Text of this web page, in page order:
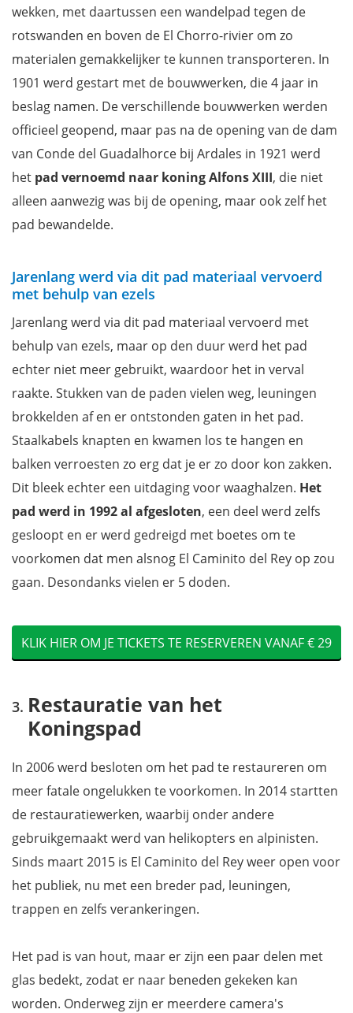
wekken, met daartussen een wandelpad tegen de
rotswanden en boven de El Chorro-rivier om zo
materialen gemakkelijker te kunnen transporteren. In
1901 werd gestart met de bouwwerken, die 4 jaar in
beslag namen. De verschillende bouwwerken werden
officieel geopend, maar pas na de opening van de dam
van Conde del Guadalhorce bij Ardales in 1921 werd
het pad vernoemd naar koning Alfons XIII, die niet
alleen aanwezig was bij de opening, maar ook zelf het
pad bewandelde.
Jarenlang werd via dit pad materiaal vervoerd
met behulp van ezels
Jarenlang werd via dit pad materiaal vervoerd met
behulp van ezels, maar op den duur werd het pad
echter niet meer gebruikt, waardoor het in verval
raakte. Stukken van de paden vielen weg, leuningen
brokkelden af en er ontstonden gaten in het pad.
Staalkabels knapten en kwamen los te hangen en
balken verroesten zo erg dat je er zo door kon zakken.
Dit bleek echter een uitdaging voor waaghalzen. Het
pad werd in 1992 al afgesloten, een deel werd zelfs
gesloopt en er werd gedreigd met boetes om te
voorkomen dat men alsnog El Caminito del Rey op zou
gaan. Desondanks vielen er 5 doden.
KLIK HIER OM JE TICKETS TE RESERVEREN VANAF € 29
Restauratie van het
Koningspad
In 2006 werd besloten om het pad te restaureren om
meer fatale ongelukken te voorkomen. In 2014 startten
de restauratiewerken, waarbij onder andere
gebruikgemaakt werd van helikopters en alpinisten.
Sinds maart 2015 is El Caminito del Rey weer open voor
het publiek, nu met een breder pad, leuningen,
trappen en zelfs verankeringen.
Het pad is van hout, maar er zijn een paar delen met
glas bedekt, zodat er naar beneden gekeken kan
worden. Onderweg zijn er meerdere camera's